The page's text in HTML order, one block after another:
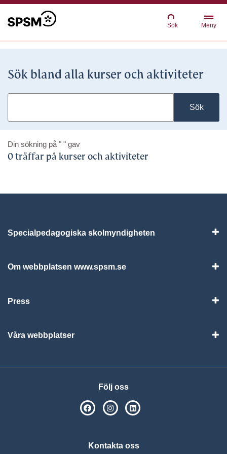
Sök Meny
Sök bland alla kurser och aktiviteter
Sök
Din sökning på " " gav
0 träffar på kurser och aktiviteter
Specialpedagogiska skolmyndigheten
Om webbplatsen www.spsm.se
Press
Våra webbplatser
Följ oss
SPSM på Facebook
SPSM på Instagram
Kontakta oss